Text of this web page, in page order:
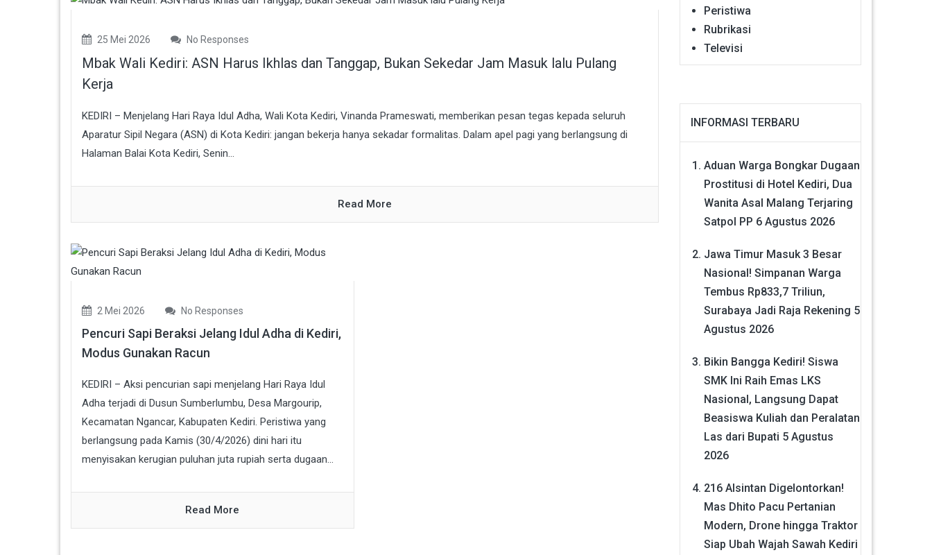
25 Mei 2026 No Responses
Mbak Wali Kediri: ASN Harus Ikhlas dan Tanggap, Bukan Sekedar Jam Masuk lalu Pulang
Kerja
KEDIRI – Menjelang Hari Raya Idul Adha, Wali Kota Kediri, Vinanda Prameswati, memberikan pesan tegas kepada seluruh
Aparatur Sipil Negara (ASN) di Kota Kediri: jangan bekerja hanya sekadar formalitas. Dalam apel pagi yang berlangsung di
Halaman Balai Kota Kediri, Senin...
Read More
2 Mei 2026 No Responses
Pencuri Sapi Beraksi Jelang Idul Adha di Kediri,
Modus Gunakan Racun
KEDIRI – Aksi pencurian sapi menjelang Hari Raya Idul
Adha terjadi di Dusun Sumberlumbu, Desa Margourip,
Kecamatan Ngancar, Kabupaten Kediri. Peristiwa yang
berlangsung pada Kamis (30/4/2026) dini hari itu
menyisakan kerugian puluhan juta rupiah serta dugaan...
Read More
Peristiwa
Rubrikasi
Televisi
INFORMASI TERBARU
Aduan Warga Bongkar Dugaan
Prostitusi di Hotel Kediri, Dua
Wanita Asal Malang Terjaring
Satpol PP 6 Agustus 2026
Jawa Timur Masuk 3 Besar
Nasional! Simpanan Warga
Tembus Rp833,7 Triliun,
Surabaya Jadi Raja Rekening 5
Agustus 2026
Bikin Bangga Kediri! Siswa
SMK Ini Raih Emas LKS
Nasional, Langsung Dapat
Beasiswa Kuliah dan Peralatan
Las dari Bupati 5 Agustus
2026
216 Alsintan Digelontorkan!
Mas Dhito Pacu Pertanian
Modern, Drone hingga Traktor
Siap Ubah Wajah Sawah Kediri